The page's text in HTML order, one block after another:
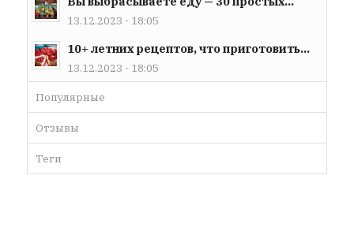
13.12.2023 - 18:05
10+ летних рецептов, что приготовить...
13.12.2023 - 18:05
Популярные
Отзывы
Теги